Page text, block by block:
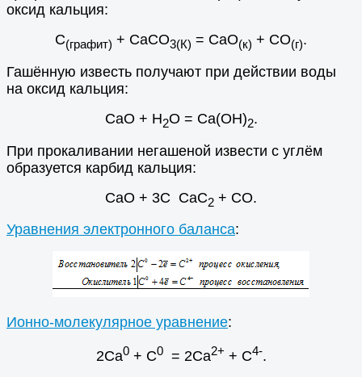
оксид кальция:
С(графит) + СаСО3(К) = СаО(к) + СО(г).
Гашённую известь получают при действии воды
на оксид кальция:
СаО + Н2О = Са(ОН)2.
При прокаливании негашеной извести с углём
образуется карбид кальция:
СаО + 3С СаС2 + СО.
Уравнения электронного баланса:
Ионно-молекулярное уравнение:
2Ca0+ С0= 2Ca2+ + С4-.